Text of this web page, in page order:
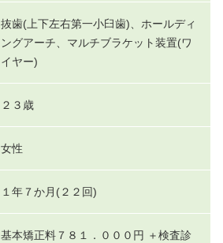
抜歯(上下左右第一小臼歯)、ホールディ
ングアーチ、マルチブラケット装置(ワ
イヤー)
２３歳
女性
１年７か月(２２回)
基本矯正料７８１．０００円 ＋検査診